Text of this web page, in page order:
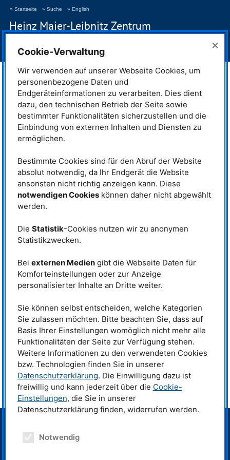
Heinz Maier-Leibnitz Zentrum
» Startseite » Suche » English
> Navigation anzeigen
Rezeptbuch für Kolloide
17.08.2015
Rezeptbuch für Kolloide
lässt sich aus der Größe des "Rings" im
Forschungszentrum Jülich
Neue Studie zeigt Zusammenhang
und makroskopischen
Eigenschaften
Forscher aus Jülich haben
gemeinsam mit Kollegen aus
Österreich, Italien, Kolumbien und
entwickelt. Das Modell macht es
möglich, Zusammenhänge
Kolloide und den erlebbaren
Materialeigenschaften besser zu
verstehen. Mit den Erkenntnissen lassen sich zielgerichtet neuartige
Kolloidmaterialien entwickeln. Die Ergebnisse wurden jetzt im
Originalveröffentlichung:
S. Gupta, M. Camargo, J. Stellbrink, J. Allgaier, A. Radulescu, P. Lindner, E.
Zaccarelli, C. N. Likos and D. Richter;
Dynamic Phase Diagram of Soft Nano Colloids.
Nanoscale, 2015,DOI: 10.1039/C5NR03702F
> Telefonverzeichnis
Cookie-Verwaltung ×
Wir verwenden auf unserer Webseite Cookies, um
personenbezogene Daten und
Endgeräteinformationen zu verarbeiten. Dies dient
dazu, den technischen Betrieb der Seite sowie
bestimmter Funktionalitäten sicherzustellen und die
Einbindung von externen Inhalten und Diensten zu
ermöglichen.
Bestimmte Cookies sind für den Abruf der Website
absolut notwendig, da Ihr Endgerät die Website
ansonsten nicht richtig anzeigen kann. Diese
notwendigen Cookieskönnen daher nicht abgewählt
werden.
Die Statistik-Cookies nutzen wir zu anonymen
Statistikzwecken.
Bei externen Mediengibt die Webseite Daten für
Komforteinstellungen oder zur Anzeige
personalisierter Inhalte an Dritte weiter.
Sie können selbst entscheiden, welche Kategorien
Sie zulassen möchten. Bitte beachten Sie, dass auf
Basis Ihrer Einstellungen womöglich nicht mehr alle
Funktionalitäten der Seite zur Verfügung stehen.
Weitere Informationen zu den verwendeten Cookies
bzw. Technologien finden Sie in unserer
Datenschutzerklärung. Die Einwilligung dazu ist
freiwillig und kann jederzeit über die Cookie-
Einstellungen, die Sie in unserer
Datenschutzerklärung finden, widerrufen werden.
Notwendig